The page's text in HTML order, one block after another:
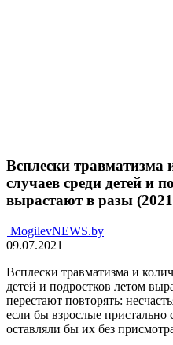
Всплески травматизма
случаев среди детей и
вырастают в разы
MogilevNEWS.by
09.07.2021
Всплески травматизма и
детей и подростков летом
перестают повторять:
если бы взрослые пристально
оставляли бы их без